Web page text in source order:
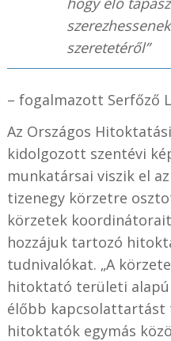
szeretetéről”
– fogalmazott Serfőző
Az Országos
kidolgozott szentévi
munkatársai viszik el
tizenegy körzetre
körzetek
hozzájuk tartozó
tudnivalókat. „A
hitoktató területi alapú
élőbb kapcsolattartást
hitoktatók egymás